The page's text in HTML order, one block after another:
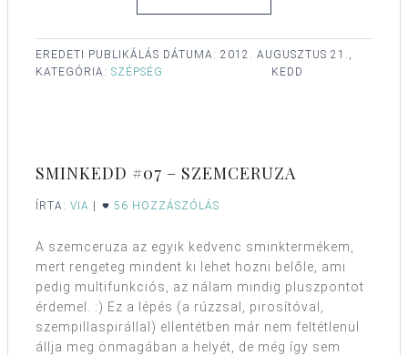
EREDETI PUBLIKÁLÁS DÁTUMA: 2012. AUGUSZTUS 21.,
KEDD
KATEGÓRIA: SZÉPSÉG
SMINKEDD #07 – SZEMCERUZA
ÍRTA: VIA 56 HOZZÁSZÓLÁS
A szemceruza az egyik kedvenc sminktermékem,
mert rengeteg mindent ki lehet hozni belőle, ami
pedig multifunkciós, az nálam mindig pluszpontot
érdemel. :) Ez a lépés (a rúzzsal, pirosítóval,
szempillaspirállal) ellentétben már nem feltétlenül
állja meg önmagában a helyét, de még így sem